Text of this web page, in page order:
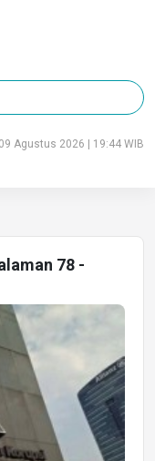
09 Agustus 2026 | 19:44 WIB
78 -